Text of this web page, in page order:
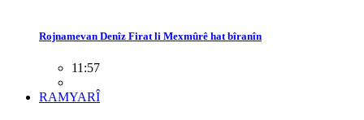
Rojnamevan Denîz Firat li Mexmûrê hat bîranîn
11:57
RAMYARÎ